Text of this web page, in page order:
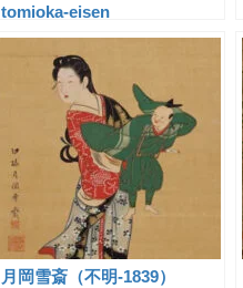
tomioka-eisen
月岡雪斎（不明-1839）